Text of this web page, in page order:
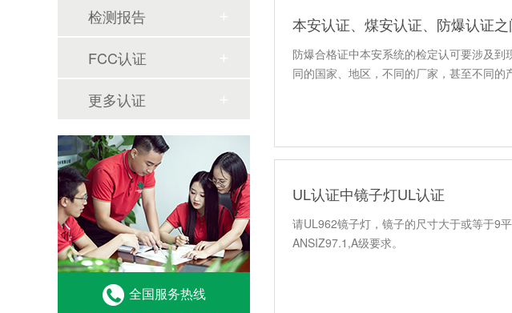
本安认证、煤安认证、防爆认证
防爆合格证中本安系统的检定认可要涉及到
同的国家、地区，不同的厂家，甚至不同
UL认证中镜子灯UL认证
请UL962镜子灯，镜子的尺寸大于或等于9
ANSIZ97.1,A级要求。
检测报告
FCC认证
更多认证
全国服务热线